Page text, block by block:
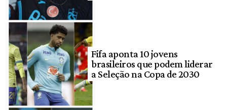
Fifa aponta 10 jovens
brasileiros que podem liderar
a Seleção na Copa de 2030